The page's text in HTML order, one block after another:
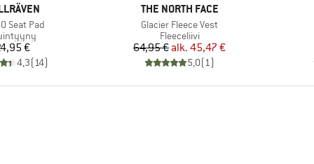
Seat Pad
Hinta
€
4,3(14)
MERKKI
THE NORTH FACE
Tuote
Glacier Fleece Vest
Tuoteryhmä
Fleeceliivi
Hinta
64,95 € Alennettu hinta
alk. 45,47 €
5,0(1)